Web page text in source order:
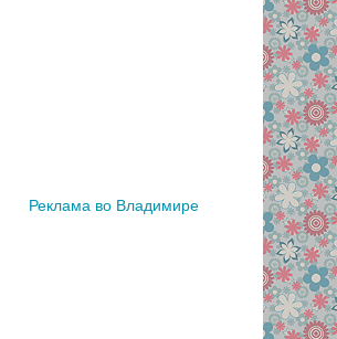
Реклама во Владимире